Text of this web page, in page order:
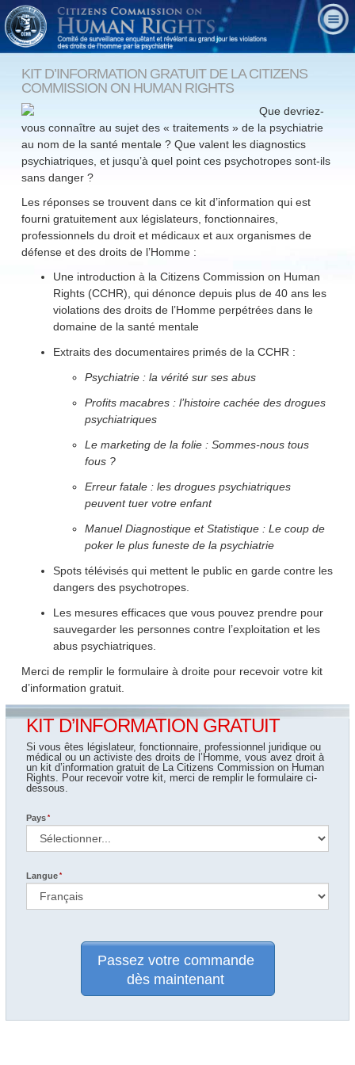
KIT D’INFORMATION GRATUIT DE LA CITIZENS
COMMISSION ON HUMAN RIGHTS
Que devriez-
vous connaître au sujet des « traitements » de la psychiatrie
au nom de la santé mentale ? Que valent les diagnostics
psychiatriques, et jusqu’à quel point ces psychotropes sont-ils
sans danger ?
Les réponses se trouvent dans ce kit d’information qui est
fourni gratuitement aux législateurs, fonctionnaires,
professionnels du droit et médicaux et aux organismes de
défense et des droits de l’Homme :
Une introduction à la Citizens Commission on Human
Rights (CCHR), qui dénonce depuis plus de 40 ans les
violations des droits de l’Homme perpétrées dans le
domaine de la santé mentale
Extraits des documentaires primés de la CCHR :
Psychiatrie : la vérité sur ses abus
Profits macabres : l’histoire cachée des drogues
psychiatriques
Le marketing de la folie : Sommes-nous tous
fous ?
Erreur fatale : les drogues psychiatriques
peuvent tuer votre enfant
Manuel Diagnostique et Statistique : Le coup de
poker le plus funeste de la psychiatrie
Spots télévisés qui mettent le public en garde contre les
dangers des psychotropes.
Les mesures efficaces que vous pouvez prendre pour
sauvegarder les personnes contre l’exploitation et les
abus psychiatriques.
Merci de remplir le formulaire à droite pour recevoir votre kit
d’information gratuit.
KIT D’INFORMATION GRATUIT
Si vous êtes législateur, fonctionnaire, professionnel juridique ou
médical ou un activiste des droits de l’Homme, vous avez droit à
un kit d’information gratuit de La Citizens Commission on Human
Rights. Pour recevoir votre kit, merci de remplir le formulaire ci-
dessous.
Pays
Langue
[Qu’est-ce que c’est ?]
Passez votre commande
dès maintenant